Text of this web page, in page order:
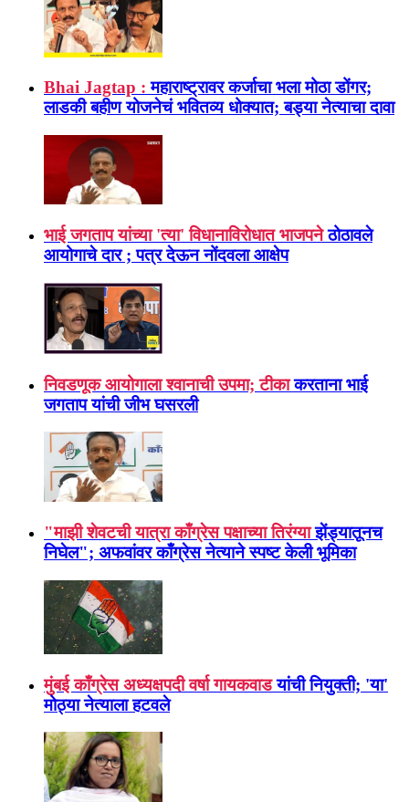
Bhai Jagtap : महाराष्ट्रावर कर्जाचा भला मोठा डोंगर;
लाडकी बहीण योजनेचं भवितव्य धोक्यात; बड्या नेत्याचा दावा
भाई जगताप यांच्या 'त्या' विधानाविरोधात भाजपने ठोठावले
आयोगाचे दार ; पत्र देऊन नोंदवला आक्षेप
निवडणूक आयोगाला श्वानाची उपमा; टीका करताना भाई
जगताप यांची जीभ घसरली
"माझी शेवटची यात्रा काँग्रेस पक्षाच्या तिरंग्या झेंड्यातूनच
निघेल"; अफवांवर काँग्रेस नेत्याने स्पष्ट केली भूमिका
मुंबई काँग्रेस अध्यक्षपदी वर्षा गायकवाड यांची नियुक्ती; 'या'
मोठ्या नेत्याला हटवले